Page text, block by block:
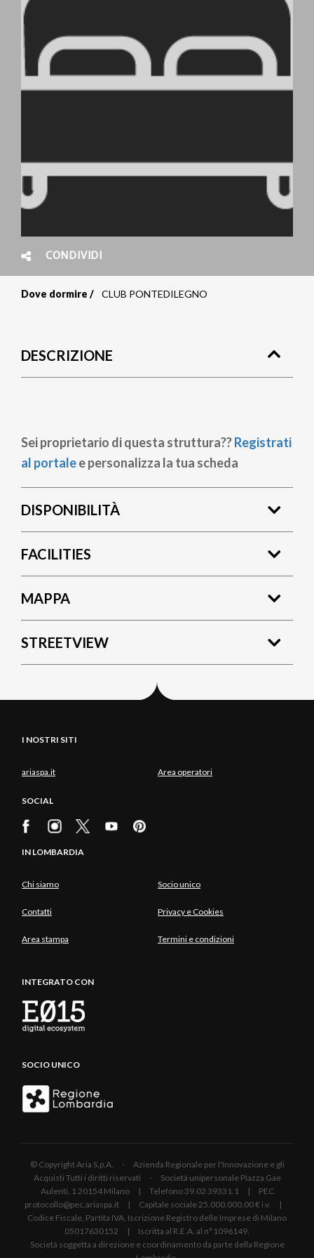
CONDIVIDI
pane
Dove dormire CLUB PONTEDILEGNO
DESCRIZIONE
Sei proprietario di questa struttura??Registrati
al portalee personalizza la tua scheda
DISPONIBILITÀ
FACILITIES
MAPPA
STREETVIEW
I NOSTRI SITI
ariaspa.it Area operatori
SOCIAL
IN LOMBARDIA
Chi siamo Socio unico
Contatti Privacy e Cookies
Area stampa Termini e condizioni
INTEGRATO CON
SOCIO UNICO
© Copyright Aria S.p.A. - Azienda Regionale per l'Innovazione e gli
Acquisti Tutti i diritti riservati - Società unipersonale Piazza Gae
Aulenti, 1 20154 Milano | Telefono 39.02 39331.1 | PEC
protocollo@pec.ariaspa.it | Capitale sociale 25.000.000,00 € i.v. |
Codice Fiscale, Partita IVA, Iscrizione Registro delle Imprese di Milano
05017630152 | Iscritta al R.E.A. al n°1096149.
Società soggetta a direzione e coordinamento da parte della Regione